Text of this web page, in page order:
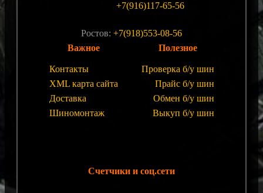
+7(916)117-65-56
Ростов: +7(918)553-08-56
Важное
Контакты
XML карта сайта
Доставка
Шиномонтаж
Полезное
Проверка б/у шин
Прайс б/у шин
Обмен б/у шин
Выкуп б/у шин
Счетчики и соц.сети